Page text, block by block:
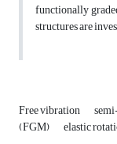
functionally
structures are
Free vibration
(FGM) elastic